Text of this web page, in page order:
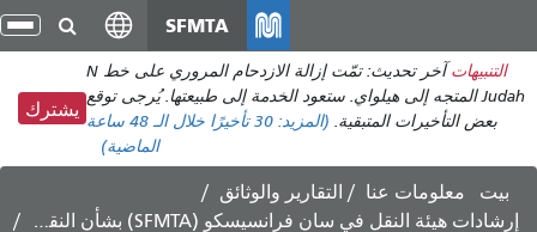
انتقل
إلى
المحتوى
الرئيسي
SFMTA
التنبيهات
آخر تحديث: تمّت إزالة الازدحام المروري على خط N
Judah المتجه إلى هيلواي. ستعود الخدمة إلى طبيعتها. يُرجى توقع
بعض التأخيرات المتبقية. (المزيد: 30 تأخيرًا
خلال الـ 48 ساعة
الماضية)
يشترك
بيت معلومات عنا
التقارير والوثائق
إرشادات هيئة النقل في سان فرانسيسكو (SFMTA) بشأن النقل وحركة المرور للفترة من الخميس 14 سبتمبر إلى الأربعاء 20 سبتمبر 2023